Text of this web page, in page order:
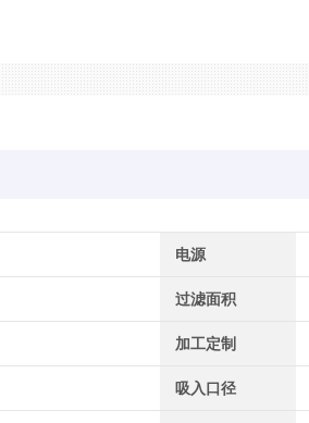
电源
过滤面积
加工定制
吸入口径